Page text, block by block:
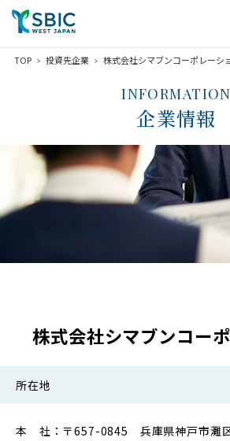
TOP 投資先企業 株式会社シマブンコーポレーシ
INFORMATION
企業情報
株式会社シマブンコー
所在地
本 社：〒657-0845 兵庫県神戸市灘